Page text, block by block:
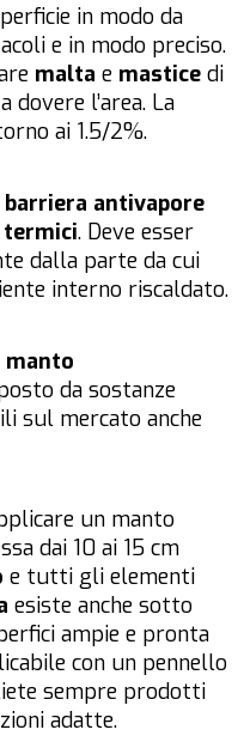
in modo da
e in modo preciso.
malta e mastice di
l’area. La
ai 1.5/2%.
barriera antivapore
. Deve esser
dalla parte da cui
interno riscaldato.
manto
da sostanze
sul mercato anche
un manto
dai 10 ai 15 cm
e tutti gli elementi
esiste anche sotto
ampie e pronta
con un pennello
sempre prodotti
adatte.